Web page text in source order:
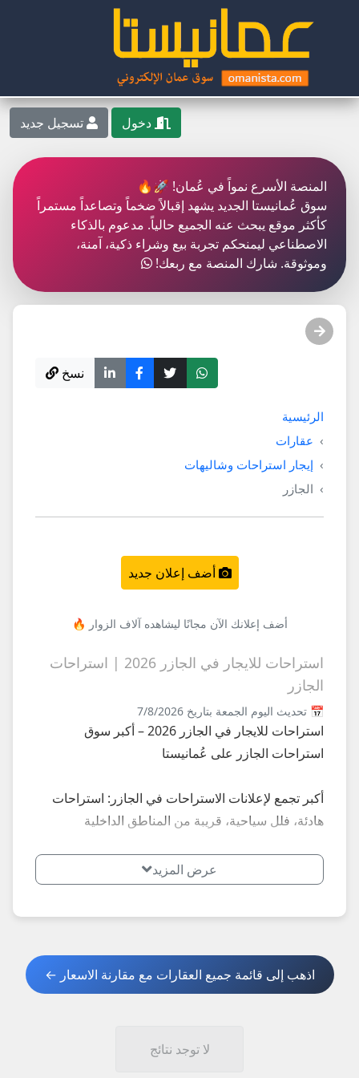
دخول تسجيل جديد
المنصة الأسرع نمواً في عُمان! 🚀🔥
سوق عُمانيستا الجديد يشهد إقبالاً ضخماً وتصاعداً مستمراً
كأكثر موقع يبحث عنه الجميع حالياً. مدعوم بالذكاء
الاصطناعي ليمنحكم تجربة بيع وشراء ذكية، آمنة،
وموثوقة. شارك المنصة مع ربعك!
نسخ
الرئيسية
عقارات
إيجار استراحات وشاليهات
الجازر
أضف إعلان جديد
أضف إعلانك الآن مجانًا ليشاهده آلاف الزوار 🔥
استراحات للايجار في الجازر 2026 | استراحات
الجازر
📅 تحديث اليوم الجمعة بتاريخ 7/8/2026
استراحات للايجار في الجازر 2026 – أكبر سوق
استراحات الجازر على عُمانيستا
أكبر تجمع لإعلانات الاستراحات في الجازر: استراحات
هادئة، فلل سياحية، قريبة من المناطق الداخلية
يومياً – أسعار تبدأ من 20 ريال يومياً.
- فلل مع مساحات واسعة
عرض المزيد
اذهب إلى قائمة جميع العقارات مع مقارنة الاسعار ←
لا توجد نتائج